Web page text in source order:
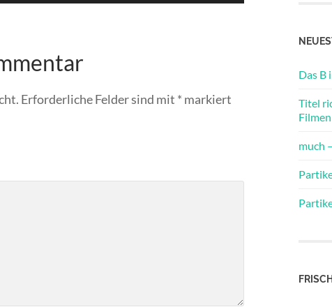
Erforderliche Felder sind mit * markiert
Das B
Titel
Filmen
much